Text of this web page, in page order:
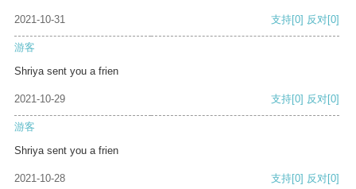
2021-10-31 支持[0] 反对[0]
游客
Shriya sent you a frien
2021-10-29 支持[0] 反对[0]
游客
Shriya sent you a frien
2021-10-28 支持[0] 反对[0]